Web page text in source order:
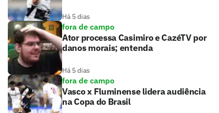
Há 5 dias
fora de campo
Ator processa Casimiro e CazéTV por
danos morais; entenda
Há 5 dias
fora de campo
Vasco x Fluminense lidera audiência
na Copa do Brasil